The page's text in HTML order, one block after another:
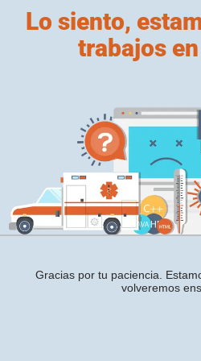
Lo siento,
trabajos
Gracias por tu paciencia.
volveremos